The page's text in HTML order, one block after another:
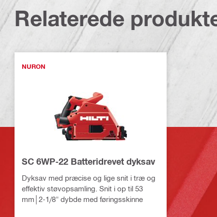
Relaterede
NURON
SC 6WP-22 Batteridrevet dyksav
Dyksav med præcise og lige snit i træ og
effektiv støvopsamling. Snit i op til 53
mm│2-1/8" dybde med føringsskinne